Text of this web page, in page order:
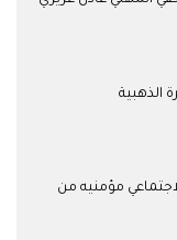
الذهبية
مؤمنيه من